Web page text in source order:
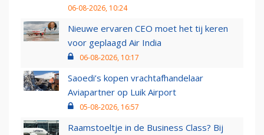
06-08-2026, 10:24
Nieuwe ervaren CEO moet het tij keren
voor geplaagd Air India
06-08-2026, 10:17
Saoedi’s kopen vrachtafhandelaar
Aviapartner op Luik Airport
05-08-2026, 16:57
Raamstoeltje in de Business Class? Bij